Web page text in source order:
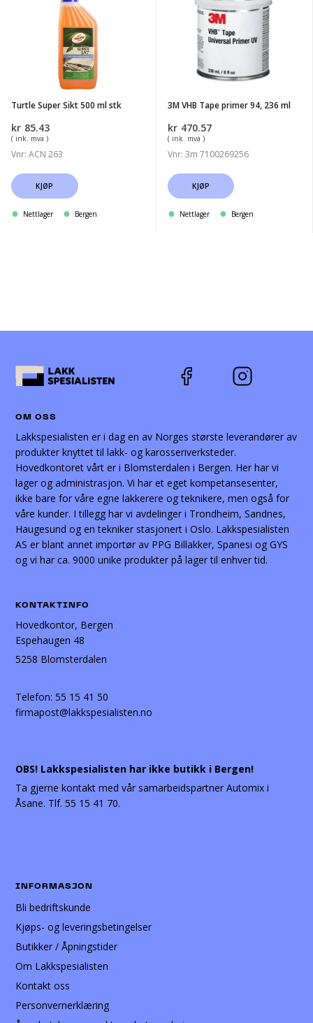
Turtle Super Sikt 500 ml stk
kr 85.43
( ink. mva )
Vnr: ACN 263
KJØP
Nettlager Bergen
primer
3M VHB Tape primer 94, 236 ml
kr 470.57
( ink. mva )
Vnr: 3m 7100269256
KJØP
Nettlager Bergen
OM OSS
Lakkspesialisten er i dag en av Norges største leverandører av
produkter knyttet til lakk- og karosseriverksteder.
Hovedkontoret vårt er i Blomsterdalen i Bergen. Her har vi
lager og administrasjon. Vi har et eget kompetansesenter,
ikke bare for våre egne lakkerere og teknikere, men også for
våre kunder. I tillegg har vi avdelinger i Trondheim, Sandnes,
Haugesund og en tekniker stasjonert i Oslo. Lakkspesialisten
AS er blant annet importør av PPG Billakker, Spanesi og GYS
og vi har ca. 9000 unike produkter på lager til enhver tid.
KONTAKTINFO
Hovedkontor, Bergen
Espehaugen 48
5258 Blomsterdalen
Telefon:55 15 41 50
firmapost@lakkspesialisten.no
OBS! Lakkspesialisten har ikke butikk i Bergen!
Ta gjerne kontakt med vår samarbeidspartner Automix i
Åsane. Tlf. 55 15 41 70.
INFORMASJON
Bli bedriftskunde
Kjøps- og leveringsbetingelser
Butikker / Åpningstider
Om Lakkspesialisten
Kontakt oss
Personvernerklæring